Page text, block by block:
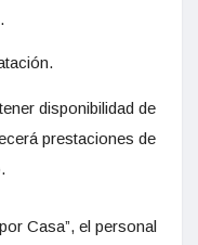
disponibilidad de
prestaciones de
Casa”, el personal